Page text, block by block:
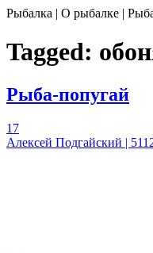
Рыбалка | О рыбалке |
Tagged:
Рыба-попугай
17
Алексей Подгайский |